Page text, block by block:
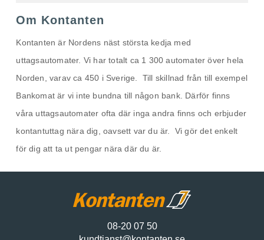
Om Kontanten
Kontanten är Nordens näst största kedja med
uttagsautomater. Vi har totalt ca 1 300 automater över hela
Norden, varav ca 450 i Sverige. Till skillnad från till exempel
Bankomat är vi inte bundna till någon bank. Därför finns
våra uttagsautomater ofta där inga andra finns och erbjuder
kontantuttag nära dig, oavsett var du är. Vi gör det enkelt
för dig att ta ut pengar nära där du är.
08-20 07 50